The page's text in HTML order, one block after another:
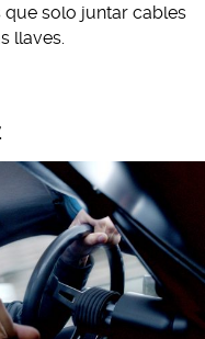
solo juntar cables
llaves.